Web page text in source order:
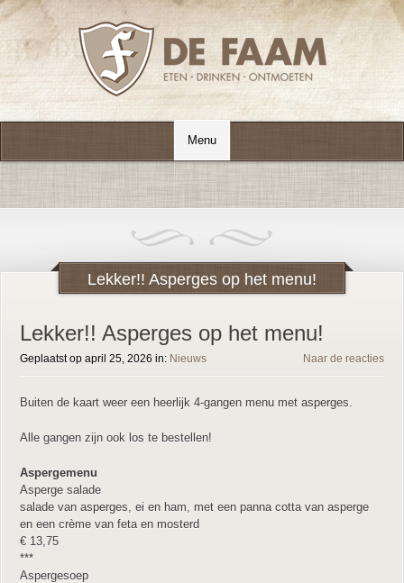
Lekker!! Asperges op het menu!
Lekker!! Asperges op het menu!
Geplaatst op april 25, 2026 in: Nieuws Naar de reacties
Buiten de kaart weer een heerlijk 4-gangen menu met asperges.
Alle gangen zijn ook los te bestellen!
Aspergemenu
Asperge salade
salade van asperges, ei en ham, met een panna cotta van asperge
en een crème van feta en mosterd
€ 13,75
***
Aspergesoep